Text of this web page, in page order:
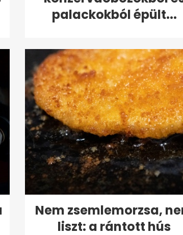
palackokból épült...
Nem zsemlemorzsa,
liszt: a rántott hús